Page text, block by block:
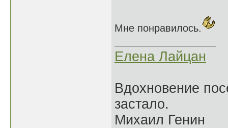
Мне понравилось.
Елена Лайцан
Вдохновение
застало.
Михаил Генин